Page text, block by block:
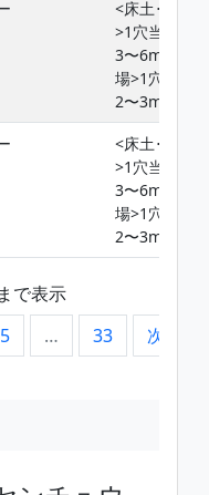
<床土･堆肥
>1穴当り
3〜6mL<圃
場>1穴当り
2〜3mL
<床土･堆肥
>1穴当り
3〜6mL<圃
場>1穴当り
2〜3mL
で表示
5 … 33 次